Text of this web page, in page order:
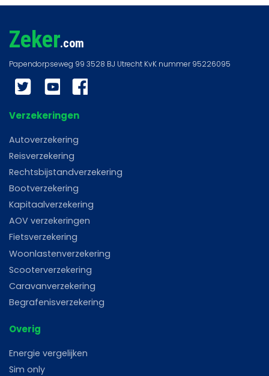
Zeker.com
Twitter YouTubeFacebook
Verzekeringen
Autoverzekering
Reisverzekering
Rechtsbijstandverzekering
Bootverzekering
Kapitaalverzekering
AOV verzekeringen
Fietsverzekering
Woonlastenverzekering
Scooterverzekering
Caravanverzekering
Begrafenisverzekering
Overig
Energie vergelijken
Sim only